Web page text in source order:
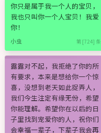
你只是属于我一个人的宝贝，
我也只叫你一个人宝贝！我爱
你！
小虫 第 [724] 条
露露对不起，我拒绝了你的所
有要求，本来是想给你一个惊
喜，没想到老天如此捉弄人，
我们今生注定有缘无份，希望
你能理解。希望你在以后的日
子里找到宠爱你的人，祝你们
会幸福一辈子，下辈子我会再